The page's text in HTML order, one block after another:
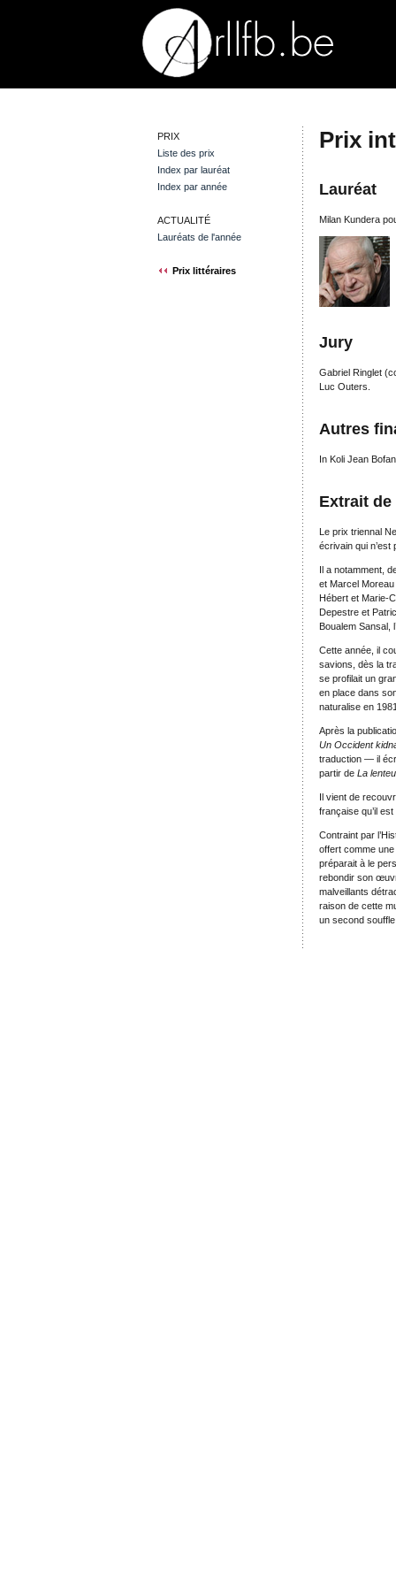
PRIX
Liste des prix
Index par lauréat
Index par année
ACTUALITÉ
Lauréats de l'année
Prix littéraires
Prix
Lauréat
Milan Kundera
Jury
Gabriel Ringlet
Luc Outers.
Autres
In Koli Jean
Extrait
Le prix triennal
écrivain qui n’est
Il a notamment,
et Marcel
Hébert et Marie-
Depestre et
Boualem Sansal,
Cette année, il
savions, dès la
se profilait un
en place dans
naturalise en
Après la
Un Occident
traduction — il
partir de La
Il vient de
française qu’il est
Contraint par
offert comme
préparait à le
rebondir son
malveillants
raison de cette
un second